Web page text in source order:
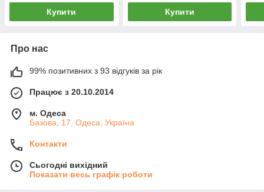
Купити Купити
Про нас
99% позитивних з 93 відгуків за рік
Працює з 20.10.2014
м. Одеса
Базова, 17, Одеса, Україна
Контакти
Сьогодні вихідний
Показати весь графік роботи